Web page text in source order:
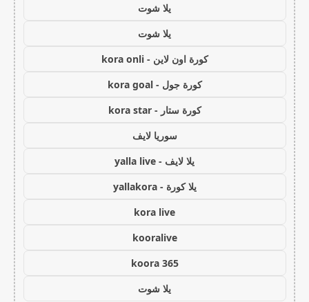
يلا شوت
يلا شوت
كورة اون لاين - kora onli
كورة جول - kora goal
كورة ستار - kora star
سوريا لايف
يلا لايف - yalla live
يلا كورة - yallakora
kora live
kooralive
koora 365
يلا شوت